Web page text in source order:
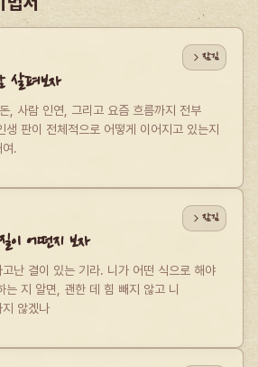
살펴보자
, 사람 인연, 그리고 요즘 흐름까지 전부
생 판이 전체적으로 어떻게 이어지고 있는지
.
잠김
이 어떤지 보자
난 결이 있는 기라. 니가 어떤 식으로 해야
는 지 알면, 괜한 데 힘 빼지 않고 니
않겠나
잠김